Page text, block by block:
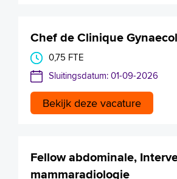
Chef de Clinique
0,75 FTE
Sluitingsdatum: 01-09-2026
Bekijk deze vacature
Fellow abdominale,
mammaradiologie